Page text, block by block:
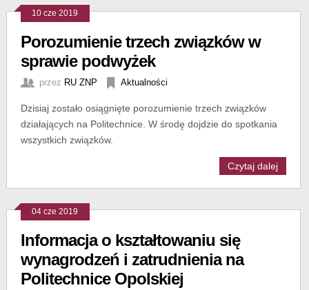
10 cze 2019
Porozumienie trzech związków w
sprawie podwyżek
przez RU ZNP Aktualności
Dzisiaj zostało osiągnięte porozumienie trzech związków
działających na Politechnice. W środę dojdzie do spotkania
wszystkich związków.
Czytaj dalej
04 cze 2019
Informacja o kształtowaniu się
wynagrodzeń i zatrudnienia na
Politechnice Opolskiej